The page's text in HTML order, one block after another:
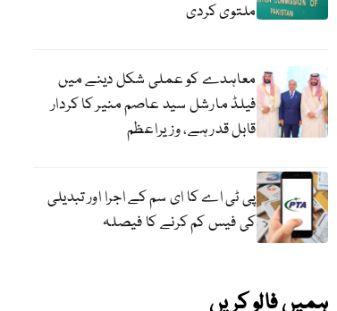
ملتوی کردی
معاہدے کو عملی شکل دینے میں
فیلڈ مارشل سید عاصم منیر کا کردار
قابل قدر ہے، وزیراعظم
پی ٹی اے کا ای سم کے اجرا اور تبدیلی
کی فیس کم کرنے کا فیصلہ
ہمیں فالو کریں